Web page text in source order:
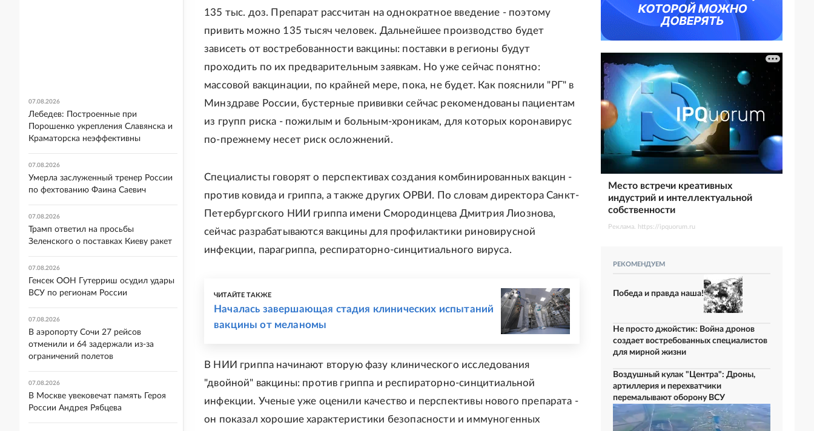
135 тыс. доз. Препарат рассчитан на однократное введение - поэтому
привить можно 135 тысяч человек. Дальнейшее производство будет
зависеть от востребованности вакцины: поставки в регионы будут
проходить по их предварительным заявкам. Но уже сейчас понятно:
массовой вакцинации, по крайней мере, пока, не будет. Как пояснили "РГ" в
Минздраве России, бустерные прививки сейчас рекомендованы пациентам
из групп риска - пожилым и больным-хроникам, для которых коронавирус
по-прежнему несет риск осложнений.
Специалисты говорят о перспективах создания комбинированных вакцин -
против ковида и гриппа, а также других ОРВИ. По словам директора Санкт-
Петербургского НИИ гриппа имени Смородинцева Дмитрия Лиознова,
сейчас разрабатываются вакцины для профилактики риновирусной
инфекции, парагриппа, респираторно-синцитиального вируса.
ЧИТАЙТЕ ТАКЖЕ
Началась завершающая стадия клинических испытаний
вакцины от меланомы
В НИИ гриппа начинают вторую фазу клинического исследования
"двойной" вакцины: против гриппа и респираторно-синцитиальной
инфекции. Ученые уже оценили качество и перспективы нового препарата -
он показал хорошие характеристики безопасности и иммуногенных
Место встречи креативных
индустрий и интеллектуальной
собственности
Реклама. https://ipquorum.ru
РЕКОМЕНДУЕМ
Победа и правда наша!
Не просто джойстик: Война дронов
создает востребованных специалистов
для мирной жизни
Воздушный кулак "Центра": Дроны,
артиллерия и перехватчики
перемалывают оборону ВСУ
07.08.2026
Лебедев: Построенные при
Порошенко укрепления Славянска и
Краматорска неэффективны
07.08.2026
Умерла заслуженный тренер России
по фехтованию Фаина Саевич
07.08.2026
Трамп ответил на просьбы
Зеленского о поставках Киеву ракет
07.08.2026
Генсек ООН Гутерриш осудил удары
ВСУ по регионам России
07.08.2026
В аэропорту Сочи 27 рейсов
отменили и 64 задержали из-за
ограничений полетов
07.08.2026
В Москве увековечат память Героя
России Андрея Рябцева